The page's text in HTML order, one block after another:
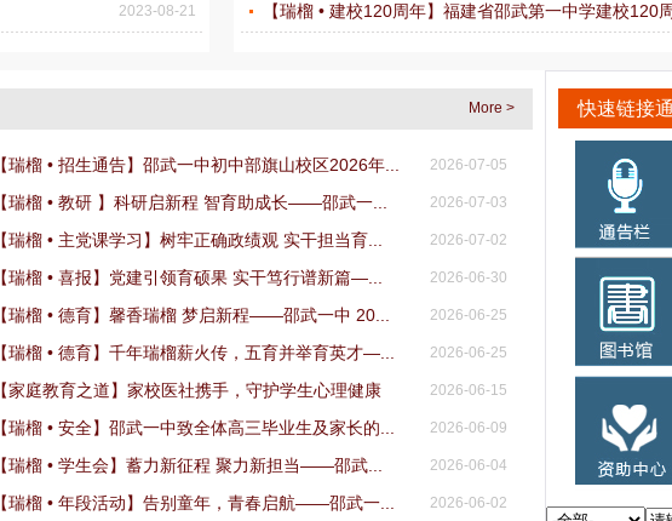
2023-08-21 【瑞榴 • 建校120周年】福建省邵武第一中学建校120
More >
【瑞榴 • 招生通告】邵武一中初中部旗山校区2026年... 2026-07-05
【瑞榴 • 教研 】科研启新程 智育助成长——邵武一... 2026-07-03
【瑞榴 • 主党课学习】树牢正确政绩观 实干担当育... 2026-07-02
【瑞榴 • 喜报】党建引领育硕果 实干笃行谱新篇—... 2026-06-30
【瑞榴 • 德育】馨香瑞榴 梦启新程——邵武一中 20... 2026-06-25
【瑞榴 • 德育】千年瑞榴薪火传，五育并举育英才—... 2026-06-25
【家庭教育之道】家校医社携手，守护学生心理健康 2026-06-15
【瑞榴 • 安全】邵武一中致全体高三毕业生及家长的... 2026-06-09
【瑞榴 • 学生会】蓄力新征程 聚力新担当——邵武... 2026-06-04
【瑞榴 • 年段活动】告别童年，青春启航——邵武一... 2026-06-02
快速链接